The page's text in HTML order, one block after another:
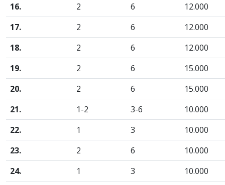
16.
2 6
12.000
17.
2 6
12.000
18.
2 6
12.000
19.
2 6
15.000
20.
2 6
15.000
21.
1-2 3-6
10.000
22.
1 3
10.000
23.
2 6
10.000
24.
1 3
10.000